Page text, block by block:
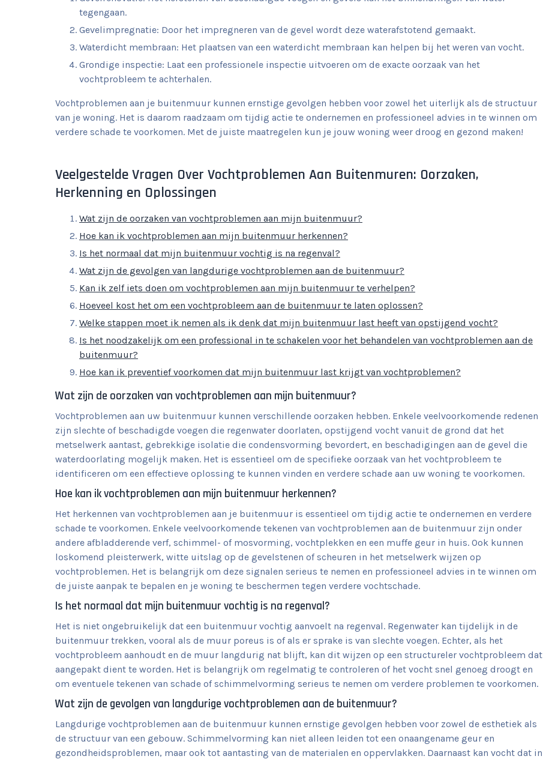
tegengaan.
Gevelimpregnatie: Door het impregneren van de gevel wordt deze waterafstotend gemaakt.
Waterdicht membraan: Het plaatsen van een waterdicht membraan kan helpen bij het weren van vocht.
Grondige inspectie: Laat een professionele inspectie uitvoeren om de exacte oorzaak van het
vochtprobleem te achterhalen.
Vochtproblemen aan je buitenmuur kunnen ernstige gevolgen hebben voor zowel het uiterlijk als de structuur
van je woning. Het is daarom raadzaam om tijdig actie te ondernemen en professioneel advies in te winnen om
verdere schade te voorkomen. Met de juiste maatregelen kun je jouw woning weer droog en gezond maken!
Veelgestelde Vragen Over Vochtproblemen Aan Buitenmuren: Oorzaken,
Herkenning en Oplossingen
Wat zijn de oorzaken van vochtproblemen aan mijn buitenmuur?
Hoe kan ik vochtproblemen aan mijn buitenmuur herkennen?
Is het normaal dat mijn buitenmuur vochtig is na regenval?
Wat zijn de gevolgen van langdurige vochtproblemen aan de buitenmuur?
Kan ik zelf iets doen om vochtproblemen aan mijn buitenmuur te verhelpen?
Hoeveel kost het om een vochtprobleem aan de buitenmuur te laten oplossen?
Welke stappen moet ik nemen als ik denk dat mijn buitenmuur last heeft van opstijgend vocht?
Is het noodzakelijk om een professional in te schakelen voor het behandelen van vochtproblemen aan de
buitenmuur?
Hoe kan ik preventief voorkomen dat mijn buitenmuur last krijgt van vochtproblemen?
Wat zijn de oorzaken van vochtproblemen aan mijn buitenmuur?
Vochtproblemen aan uw buitenmuur kunnen verschillende oorzaken hebben. Enkele veelvoorkomende redenen
zijn slechte of beschadigde voegen die regenwater doorlaten, opstijgend vocht vanuit de grond dat het
metselwerk aantast, gebrekkige isolatie die condensvorming bevordert, en beschadigingen aan de gevel die
waterdoorlating mogelijk maken. Het is essentieel om de specifieke oorzaak van het vochtprobleem te
identificeren om een effectieve oplossing te kunnen vinden en verdere schade aan uw woning te voorkomen.
Hoe kan ik vochtproblemen aan mijn buitenmuur herkennen?
Het herkennen van vochtproblemen aan je buitenmuur is essentieel om tijdig actie te ondernemen en verdere
schade te voorkomen. Enkele veelvoorkomende tekenen van vochtproblemen aan de buitenmuur zijn onder
andere afbladderende verf, schimmel- of mosvorming, vochtplekken en een muffe geur in huis. Ook kunnen
loskomend pleisterwerk, witte uitslag op de gevelstenen of scheuren in het metselwerk wijzen op
vochtproblemen. Het is belangrijk om deze signalen serieus te nemen en professioneel advies in te winnen om
de juiste aanpak te bepalen en je woning te beschermen tegen verdere vochtschade.
Is het normaal dat mijn buitenmuur vochtig is na regenval?
Het is niet ongebruikelijk dat een buitenmuur vochtig aanvoelt na regenval. Regenwater kan tijdelijk in de
buitenmuur trekken, vooral als de muur poreus is of als er sprake is van slechte voegen. Echter, als het
vochtprobleem aanhoudt en de muur langdurig nat blijft, kan dit wijzen op een structureler vochtprobleem dat
aangepakt dient te worden. Het is belangrijk om regelmatig te controleren of het vocht snel genoeg droogt en
om eventuele tekenen van schade of schimmelvorming serieus te nemen om verdere problemen te voorkomen.
Wat zijn de gevolgen van langdurige vochtproblemen aan de buitenmuur?
Langdurige vochtproblemen aan de buitenmuur kunnen ernstige gevolgen hebben voor zowel de esthetiek als
de structuur van een gebouw. Schimmelvorming kan niet alleen leiden tot een onaangename geur en
gezondheidsproblemen, maar ook tot aantasting van de materialen en oppervlakken. Daarnaast kan vocht dat in